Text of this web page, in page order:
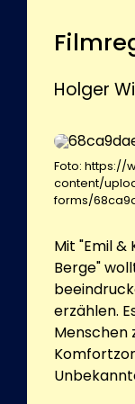
Holger
Foto: https://
content/
forms/
Mit "Emil
Berge"
erzählen.
Menschen